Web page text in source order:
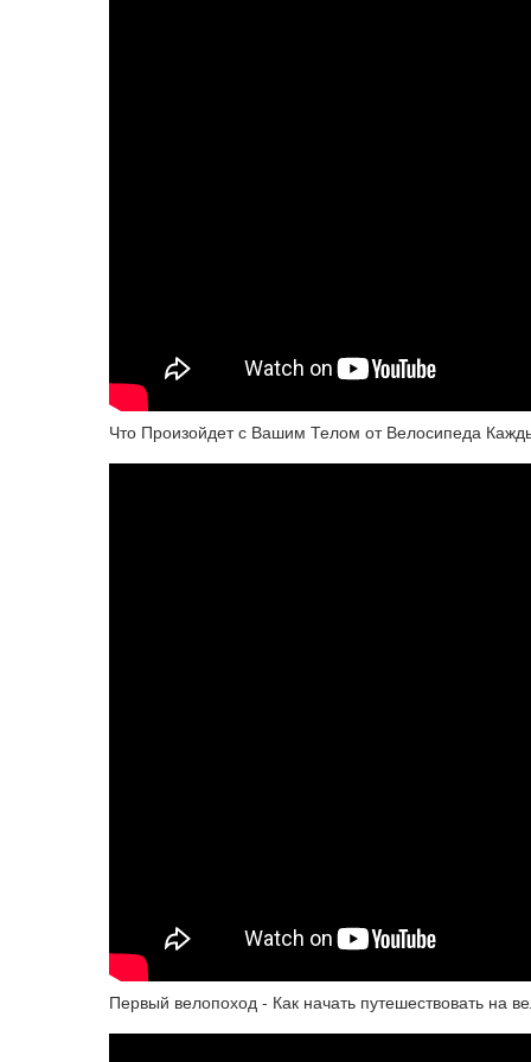
Что Произойдет с Вашим Телом от Велосипеда
Первый велопоход - Как начать путешествовать на